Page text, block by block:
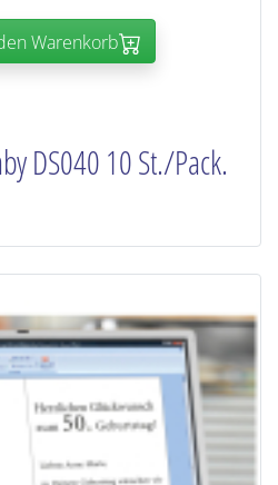
Warenkorb
DS040 10 St./Pack.